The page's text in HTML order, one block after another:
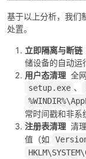
基于以上分析，我们
处置。
立即隔离与断链
储设备的自动运
用户态清理 全
setup.exe 、
常时间戳和非系
注册表清理 清
值（如